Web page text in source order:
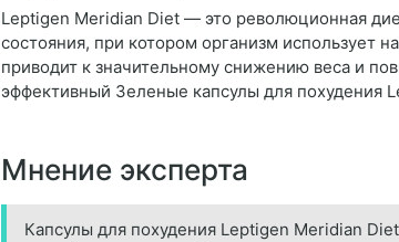
Leptigen Meridian Diеt — это революционная
состояния, при котором организм использует
приводит к значительному снижению веса и
эффективный Зеленые капсулы для похудения
Мнение эксперта
Капсулы для похудения Leptigen Meridian